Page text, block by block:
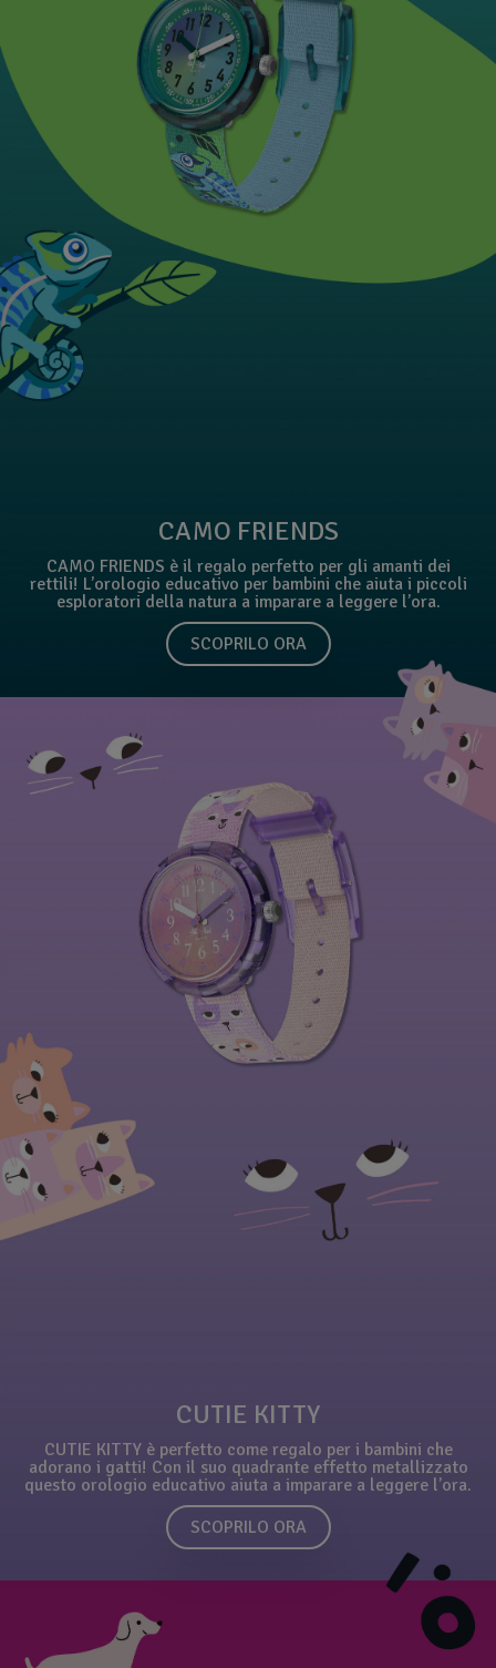
CAMO FRIENDS
CAMO FRIENDS è il regalo perfetto per gli amanti dei
rettili! L’orologio educativo per bambini che aiuta i piccoli
esploratori della natura a imparare a leggere l’ora.
SCOPRILO ORA
CUTIE KITTY
CUTIE KITTY è perfetto come regalo per i bambini che
adorano i gatti! Con il suo quadrante effetto metallizzato
questo orologio educativo aiuta a imparare a leggere l’ora.
SCOPRILO ORA